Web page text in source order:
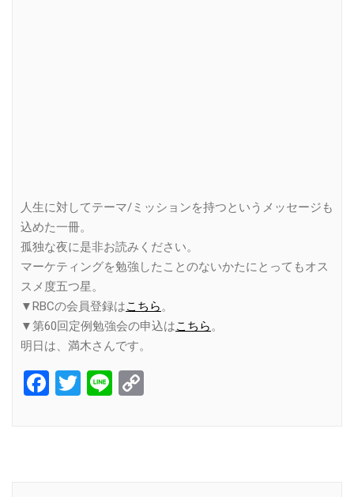
人生に対してテーマ/ミッションを持つというメッセージも
込めた一冊。
孤独な夜に是非お読みください。
マーケティングを勉強したことのないかたにとってもオス
スメ度五つ星。
▼RBCの会員登録はこちら。
▼第60回定例勉強会の申込はこちら。
明日は、満木さんです。
Facebook
Twitter
Line